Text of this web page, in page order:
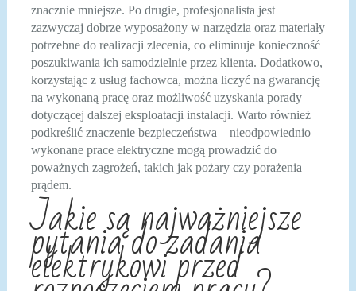
znacznie mniejsze. Po drugie, profesjonalista jest
zazwyczaj dobrze wyposażony w narzędzia oraz materiały
potrzebne do realizacji zlecenia, co eliminuje konieczność
poszukiwania ich samodzielnie przez klienta. Dodatkowo,
korzystając z usług fachowca, można liczyć na gwarancję
na wykonaną pracę oraz możliwość uzyskania porady
dotyczącej dalszej eksploatacji instalacji. Warto również
podkreślić znaczenie bezpieczeństwa – nieodpowiednio
wykonane prace elektryczne mogą prowadzić do
poważnych zagrożeń, takich jak pożary czy porażenia
prądem.
Jakie są najważniejsze
pytania do zadania
elektrykowi przed